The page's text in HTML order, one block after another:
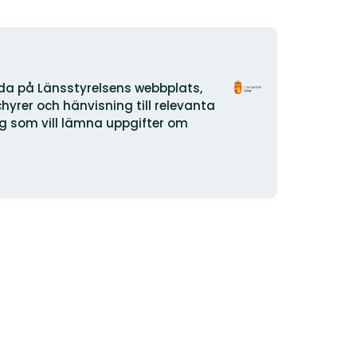
på Länsstyrelsens webbplats,
och hänvisning till relevanta
som vill lämna uppgifter om
Organisationens